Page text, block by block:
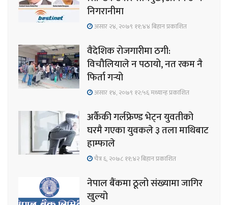
निगरानीमा
असार २४, २०७९ ११;४४ बिहान प्रकाशित
वैदेशिक रोजगारीमा ठगी:
विचौलियाले न पठायो, नत रकम नै
फिर्ता गर्‍यो
असार १४, २०७९ १२;५६ मध्यान्ह प्रकाशित
अर्कैकी गर्लफ्रेण्ड भेट्न युवतीको
घरमै गएका युवकले ३ तला माथिबाट
हाम्फाले
चैत्र ६, २०७८ ११;४२ बिहान प्रकाशित
नेपाल बैंकमा ठूलो संख्यामा जागिर
खुल्यो